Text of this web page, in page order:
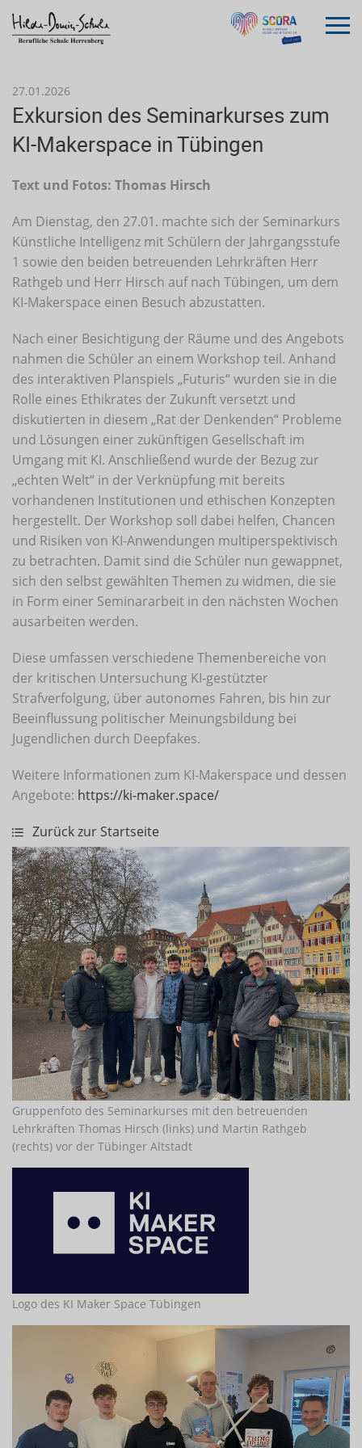
27.01.2026
Exkursion des Seminarkurses zum
KI-Makerspace in Tübingen
Text und Fotos: Thomas Hirsch
Am Dienstag, den 27.01. machte sich der Seminarkurs
Künstliche Intelligenz mit Schülern der Jahrgangsstufe
1 sowie den beiden betreuenden Lehrkräften Herr
Rathgeb und Herr Hirsch auf nach Tübingen, um dem
KI-Makerspace einen Besuch abzustatten.
Nach einer Besichtigung der Räume und des Angebots
nahmen die Schüler an einem Workshop teil. Anhand
des interaktiven Planspiels „Futuris“ wurden sie in die
Rolle eines Ethikrates der Zukunft versetzt und
diskutierten in diesem „Rat der Denkenden“ Probleme
und Lösungen einer zukünftigen Gesellschaft im
Umgang mit KI. Anschließend wurde der Bezug zur
„echten Welt“ in der Verknüpfung mit bereits
vorhandenen Institutionen und ethischen Konzepten
hergestellt. Der Workshop soll dabei helfen, Chancen
und Risiken von KI-Anwendungen multiperspektivisch
zu betrachten. Damit sind die Schüler nun gewappnet,
sich den selbst gewählten Themen zu widmen, die sie
in Form einer Seminararbeit in den nächsten Wochen
ausarbeiten werden.
Diese umfassen verschiedene Themenbereiche von
der kritischen Untersuchung KI-gestützter
Strafverfolgung, über autonomes Fahren, bis hin zur
Beeinflussung politischer Meinungsbildung bei
Jugendlichen durch Deepfakes.
Weitere Informationen zum KI-Makerspace und dessen
Angebote: https://ki-maker.space/
Zurück zur Startseite
Gruppenfoto des Seminarkurses mit den betreuenden
Lehrkräften Thomas Hirsch (links) und Martin Rathgeb
(rechts) vor der Tübinger Altstadt
Logo des KI Maker Space Tübingen